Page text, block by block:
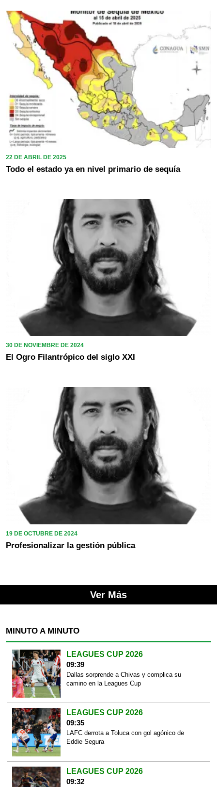
22 DE ABRIL DE 2025
Todo el estado ya en nivel primario de sequía
30 DE NOVIEMBRE DE 2024
El Ogro Filantrópico del siglo XXI
19 DE OCTUBRE DE 2024
Profesionalizar la gestión pública
Ver Más
MINUTO A MINUTO
LEAGUES CUP 2026
09:39
Dallas sorprende a Chivas y complica su
camino en la Leagues Cup
LEAGUES CUP 2026
09:35
LAFC derrota a Toluca con gol agónico de
Eddie Segura
LEAGUES CUP 2026
09:32